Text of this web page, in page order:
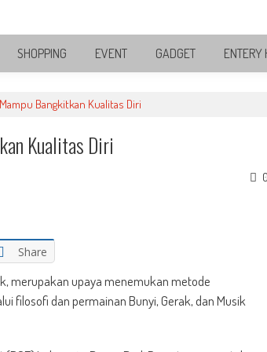
SHOPPING EVENT GADGET ENTERY
Bangkitkan Kualitas Diri
Kualitas Diri
0
Share
merupakan upaya menemukan metode
filosofi dan permainan Bunyi, Gerak, dan Musik